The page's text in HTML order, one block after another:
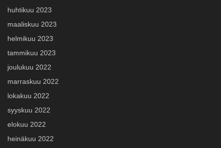
huhtikuu 2023
maaliskuu 2023
helmikuu 2023
tammikuu 2023
joulukuu 2022
marraskuu 2022
lokakuu 2022
syyskuu 2022
elokuu 2022
heinäkuu 2022